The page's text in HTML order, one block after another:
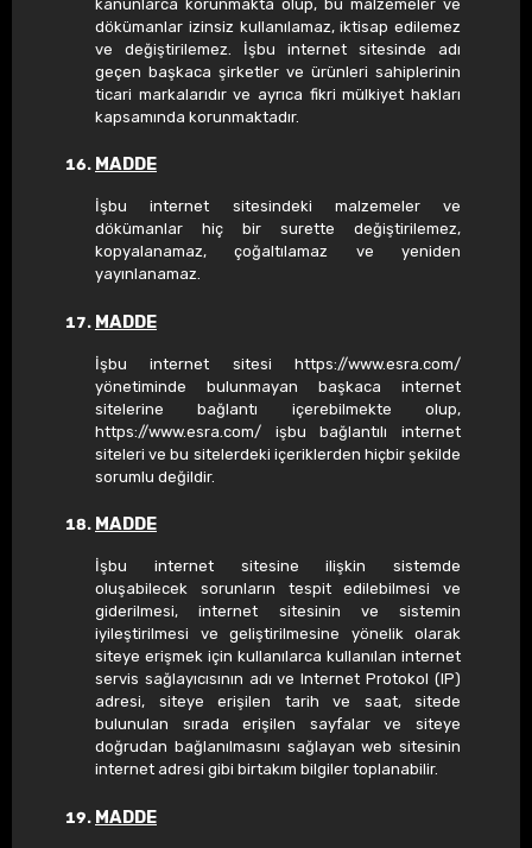
kanunlarca korunmakta olup, bu malzemeler ve
dökümanlar izinsiz kullanılamaz, iktisap edilemez
ve değiştirilemez. İşbu internet sitesinde adı
geçen başkaca şirketler ve ürünleri sahiplerinin
ticari markalarıdır ve ayrıca fikri mülkiyet hakları
kapsamında korunmaktadır.
MADDE
İşbu internet sitesindeki malzemeler ve
dökümanlar hiç bir surette değiştirilemez,
kopyalanamaz, çoğaltılamaz ve yeniden
yayınlanamaz.
MADDE
İşbu internet sitesi https://www.esra.com/
yönetiminde bulunmayan başkaca internet
sitelerine bağlantı içerebilmekte olup,
https://www.esra.com/ işbu bağlantılı internet
siteleri ve bu sitelerdeki içeriklerden hiçbir şekilde
sorumlu değildir.
MADDE
İşbu internet sitesine ilişkin sistemde
oluşabilecek sorunların tespit edilebilmesi ve
giderilmesi, internet sitesinin ve sistemin
iyileştirilmesi ve geliştirilmesine yönelik olarak
siteye erişmek için kullanılarca kullanılan internet
servis sağlayıcısının adı ve Internet Protokol (IP)
adresi, siteye erişilen tarih ve saat, sitede
bulunulan sırada erişilen sayfalar ve siteye
doğrudan bağlanılmasını sağlayan web sitesinin
internet adresi gibi birtakım bilgiler toplanabilir.
MADDE